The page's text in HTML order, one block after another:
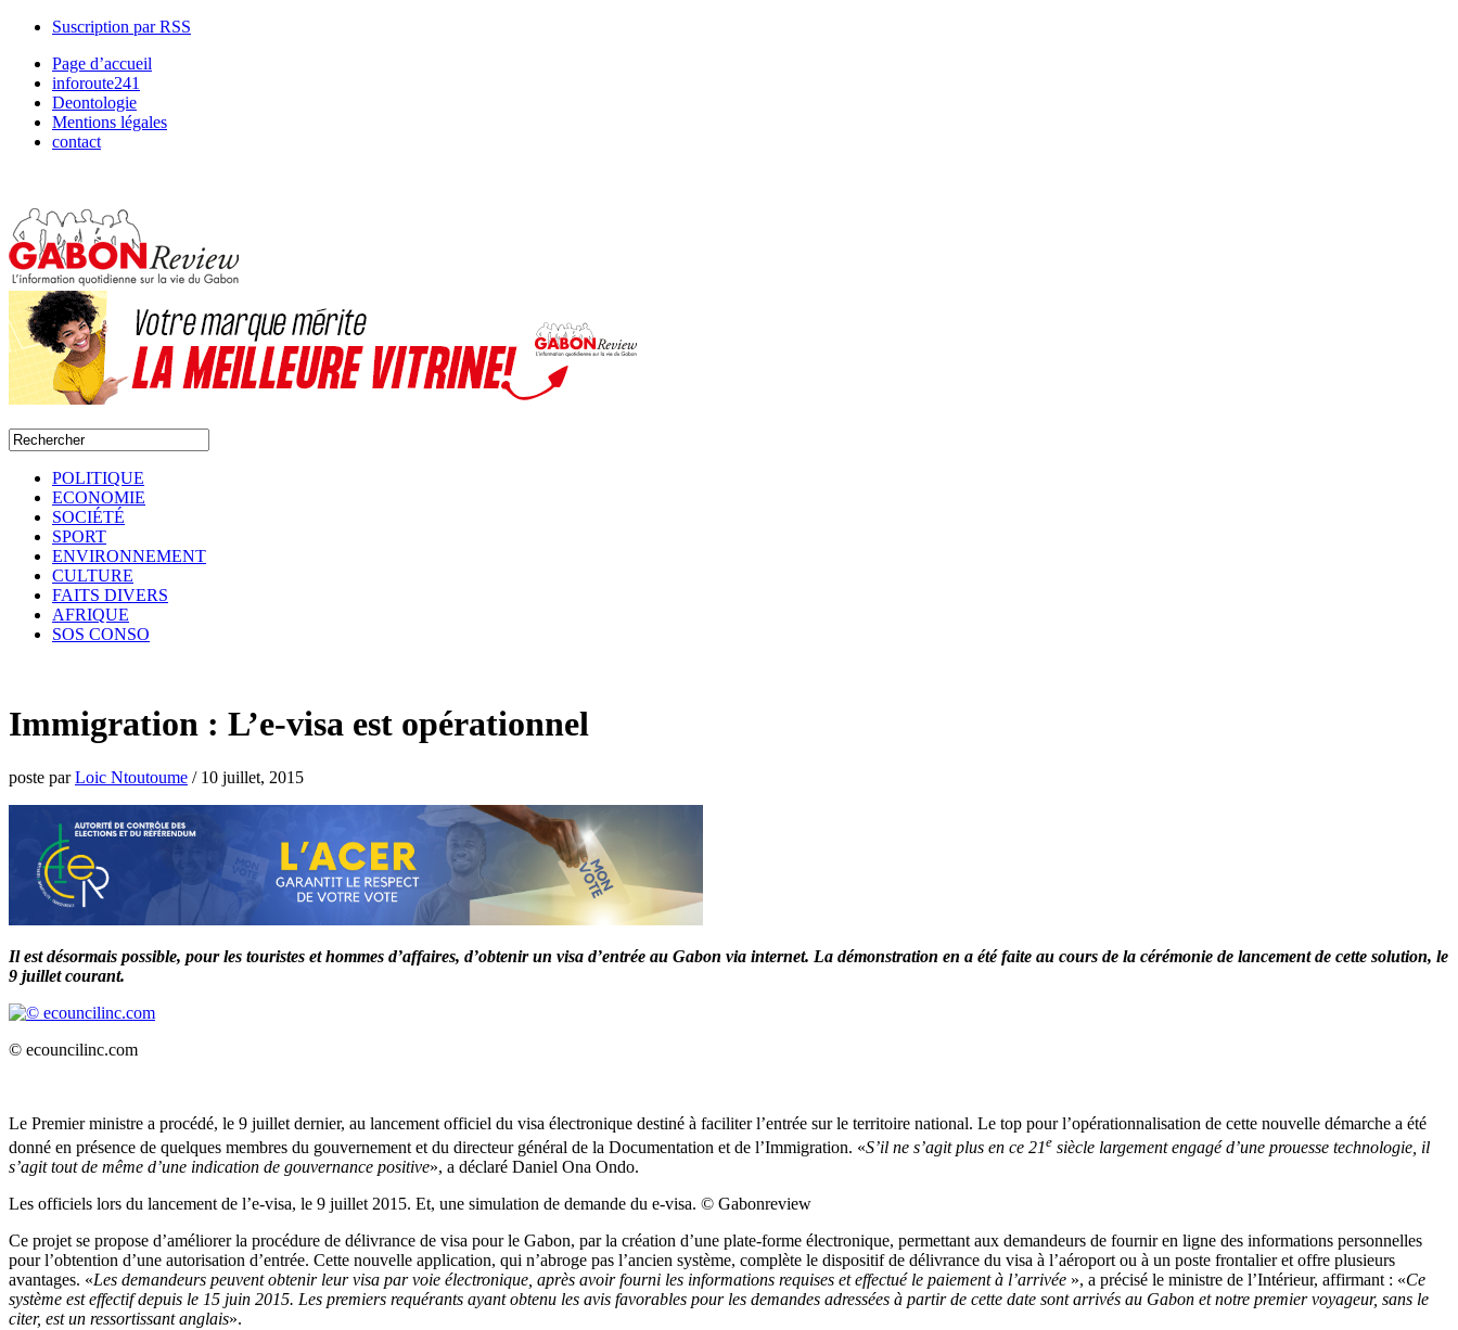
Suscription par RSS
Page d’accueil
inforoute241
Deontologie
Mentions légales
contact
POLITIQUE
ECONOMIE
SOCIÉTÉ
SPORT
ENVIRONNEMENT
CULTURE
FAITS DIVERS
AFRIQUE
SOS CONSO
Immigration : L’e-visa est opérationnel
poste parLoic Ntoutoume / 10 juillet, 2015
Il est désormais possible, pour les touristes et hommes d’affaires, d’obtenir un visa d’entrée au Gabon via internet. La démonstration en a été faite au cours de la cérémonie de lancement de cette solution, le
9 juillet courant.
© ecouncilinc.com
Le Premier ministre a procédé, le 9 juillet dernier, au lancement officiel du visa électronique destiné à faciliter l’entrée sur le territoire national. Le top pour l’opérationnalisation de cette nouvelle démarche a été
donné en présence de quelques membres du gouvernement et du directeur général de la Documentation et de l’Immigration. «S’il ne s’agit plus en ce 21e siècle largement engagé d’une prouesse technologie, il
s’agit tout de même d’une indication de gouvernance positive», a déclaré Daniel Ona Ondo.
Les officiels lors du lancement de l’e-visa, le 9 juillet 2015. Et, une simulation de demande du e-visa. © Gabonreview
Ce projet se propose d’améliorer la procédure de délivrance de visa pour le Gabon, par la création d’une plate-forme électronique, permettant aux demandeurs de fournir en ligne des informations personnelles
pour l’obtention d’une autorisation d’entrée. Cette nouvelle application, qui n’abroge pas l’ancien système, complète le dispositif de délivrance du visa à l’aéroport ou à un poste frontalier et offre plusieurs
avantages. «Les demandeurs peuvent obtenir leur visa par voie électronique, après avoir fourni les informations requises et effectué le paiement à l’arrivée », a précisé le ministre de l’Intérieur, affirmant : «Ce
système est effectif depuis le 15 juin 2015. Les premiers requérants ayant obtenu les avis favorables pour les demandes adressées à partir de cette date sont arrivés au Gabon et notre premier voyageur, sans le
citer, est un ressortissant anglais».